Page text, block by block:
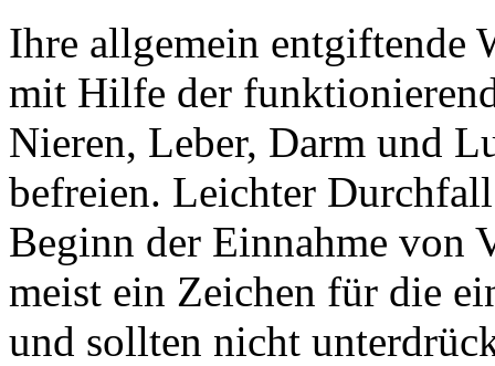
Ihre allgemein entgiftende
mit Hilfe der
Nieren, Leber, Darm und
befreien. Leichter
Beginn der Einnahme von
meist ein Zeichen für die
und sollten nicht